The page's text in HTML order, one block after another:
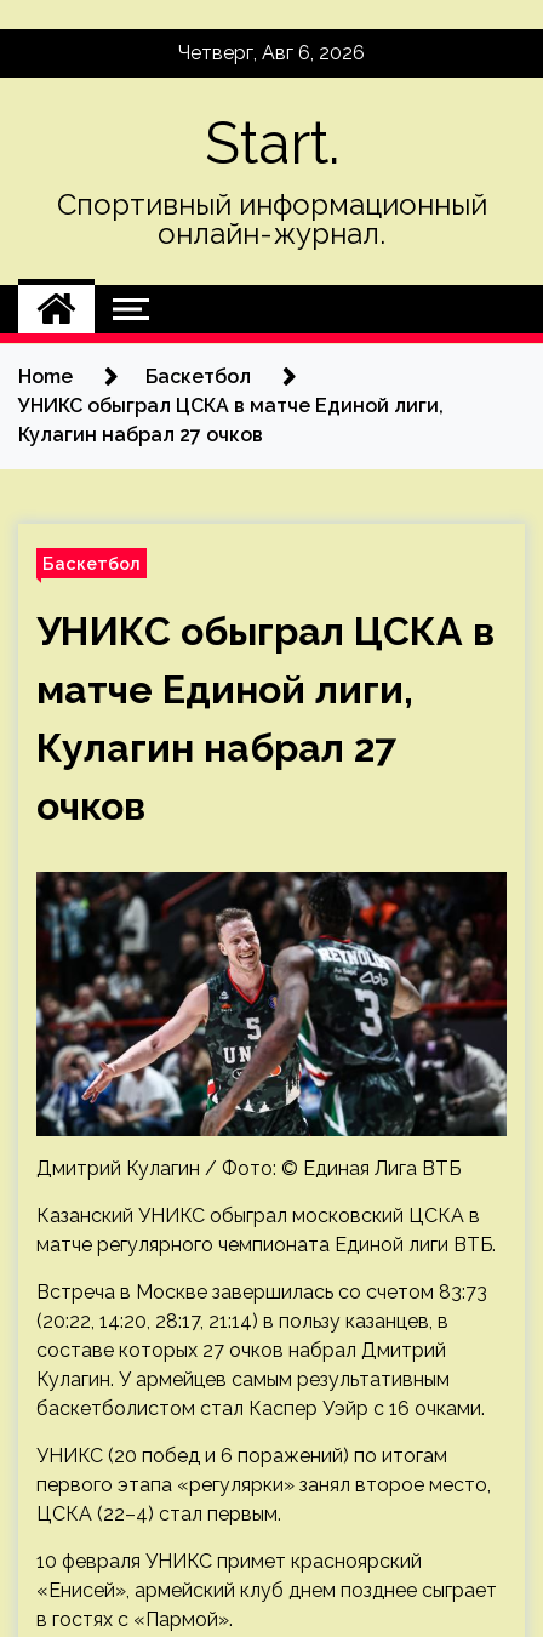
Четверг, Авг 6, 2026
Start.
Спортивный информационный
онлайн-журнал.
Home
Баскетбол
УНИКС обыграл ЦСКА в матче Единой лиги,
Кулагин набрал 27 очков
Баскетбол
УНИКС обыграл ЦСКА в
матче Единой лиги,
Кулагин набрал 27
очков
Дмитрий Кулагин / Фото: © Единая Лига ВТБ
Казанский УНИКС обыграл московский ЦСКА в
матче регулярного чемпионата Единой лиги ВТБ.
Встреча в Москве завершилась со счетом 83:73
(20:22, 14:20, 28:17, 21:14) в пользу казанцев, в
составе которых 27 очков набрал Дмитрий
Кулагин. У армейцев самым результативным
баскетболистом стал Каспер Уэйр с 16 очками.
УНИКС (20 побед и 6 поражений) по итогам
первого этапа «регулярки» занял второе место,
ЦСКА (22–4) стал первым.
10 февраля УНИКС примет красноярский
«Енисей», армейский клуб днем позднее сыграет
в гостях с «Пармой».